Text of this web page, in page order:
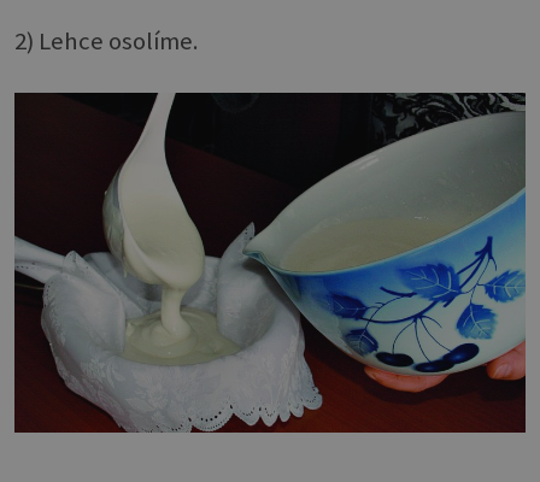
2) Lehce osolíme.